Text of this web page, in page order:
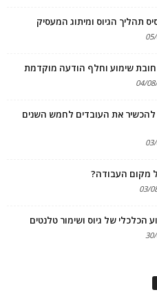
חובת שימוע וחלף הודעה מוקדמת
04/
להכשיר את העובדים לחמש השנים
מקום העבודה?
03/